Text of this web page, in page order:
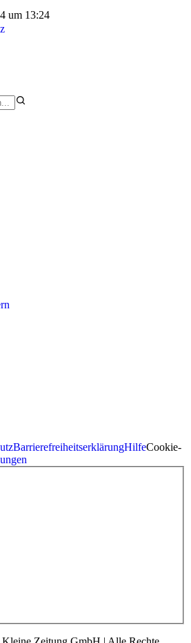
um 13:24
BarrierefreiheitserklärungHilfeCookie-